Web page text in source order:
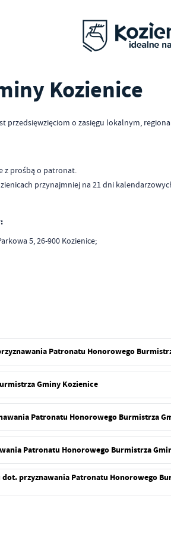
Kozienice
przedsięwzięciom o zasięgu lokalnym,
z prośbą o patronat.
przynajmniej na 21 dni
Parkowa 5, 26-900 Kozienice;
Patronatu Honorowego
Gminy Kozienice
Patronatu Honorowego Burmistrza
Patronatu Honorowego Burmistrza
przyznawania Patronatu Honorowego